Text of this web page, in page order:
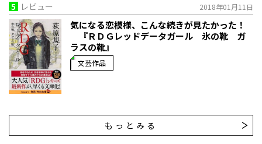
5 レビュー 2018年01月11日
気になる恋模様、こんな続きが見たかった！
『ＲＤＧレッドデータガール 氷の靴 ガ
ラスの靴』
文芸作品
もっとみる